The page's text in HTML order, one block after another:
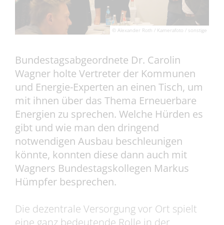
© Alexander Roth / Kamerafoto / sonstige
Bundestagsabgeordnete Dr. Carolin
Wagner holte Vertreter der Kommunen
und Energie-Experten an einen Tisch, um
mit ihnen über das Thema Erneuerbare
Energien zu sprechen. Welche Hürden es
gibt und wie man den dringend
notwendigen Ausbau beschleunigen
könnte, konnten diese dann auch mit
Wagners Bundestagskollegen Markus
Hümpfer besprechen.
Die dezentrale Versorgung vor Ort spielt